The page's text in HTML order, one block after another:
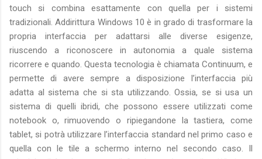
touch si combina esattamente con quella per i sistemi
tradizionali. Addirittura Windows 10 è in grado di trasformare la
propria interfaccia per adattarsi alle diverse esigenze,
riuscendo a riconoscere in autonomia a quale sistema
ricorrere e quando. Questa tecnologia è chiamata Continuum, e
permette di avere sempre a disposizione l’interfaccia più
adatta al sistema che si sta utilizzando. Ossia, se si usa un
sistema di quelli ibridi, che possono essere utilizzati come
notebook o, rimuovendo o ripiegandone la tastiera, come
tablet, si potrà utilizzare l’interfaccia standard nel primo caso e
quella con le tile a schermo interno nel secondo caso. Il